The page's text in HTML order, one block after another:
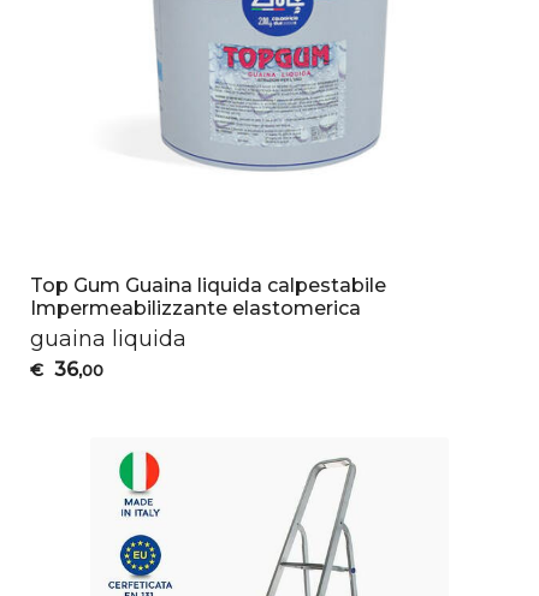
Top Gum Guaina liquida calpestabile
Impermeabilizzante elastomerica
guaina liquida
€ 36,00